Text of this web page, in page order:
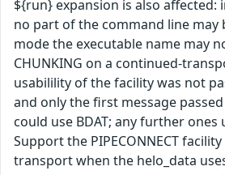
${run} expansion is also affected:
no part of the command line may
mode the executable name may
CHUNKING on a continued-
usabilility of the facility was not
and only the first message
could use BDAT; any further ones
Support the PIPECONNECT
transport when the helo_data